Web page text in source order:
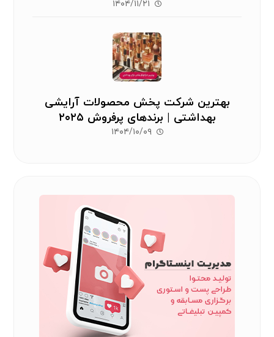
۱۴۰۴/۱۱/۲۱
بهترین شرکت پخش محصولات آرایشی
بهداشتی | برندهای پرفروش ۲۰۲۵
۱۴۰۴/۱۰/۰۹